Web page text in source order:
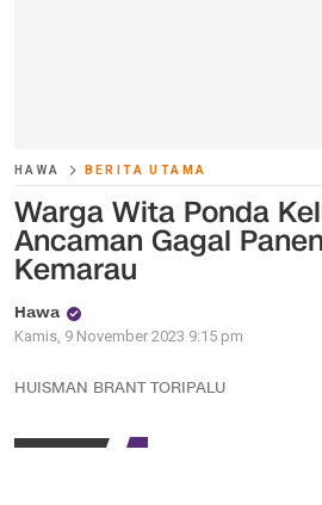
HAWA BERITA UTAMA
Warga Wita Ponda
Ancaman Gagal
Kemarau
Hawa
Kamis, 9 November 2023 9:15 pm
HUISMAN BRANT TORIPALU